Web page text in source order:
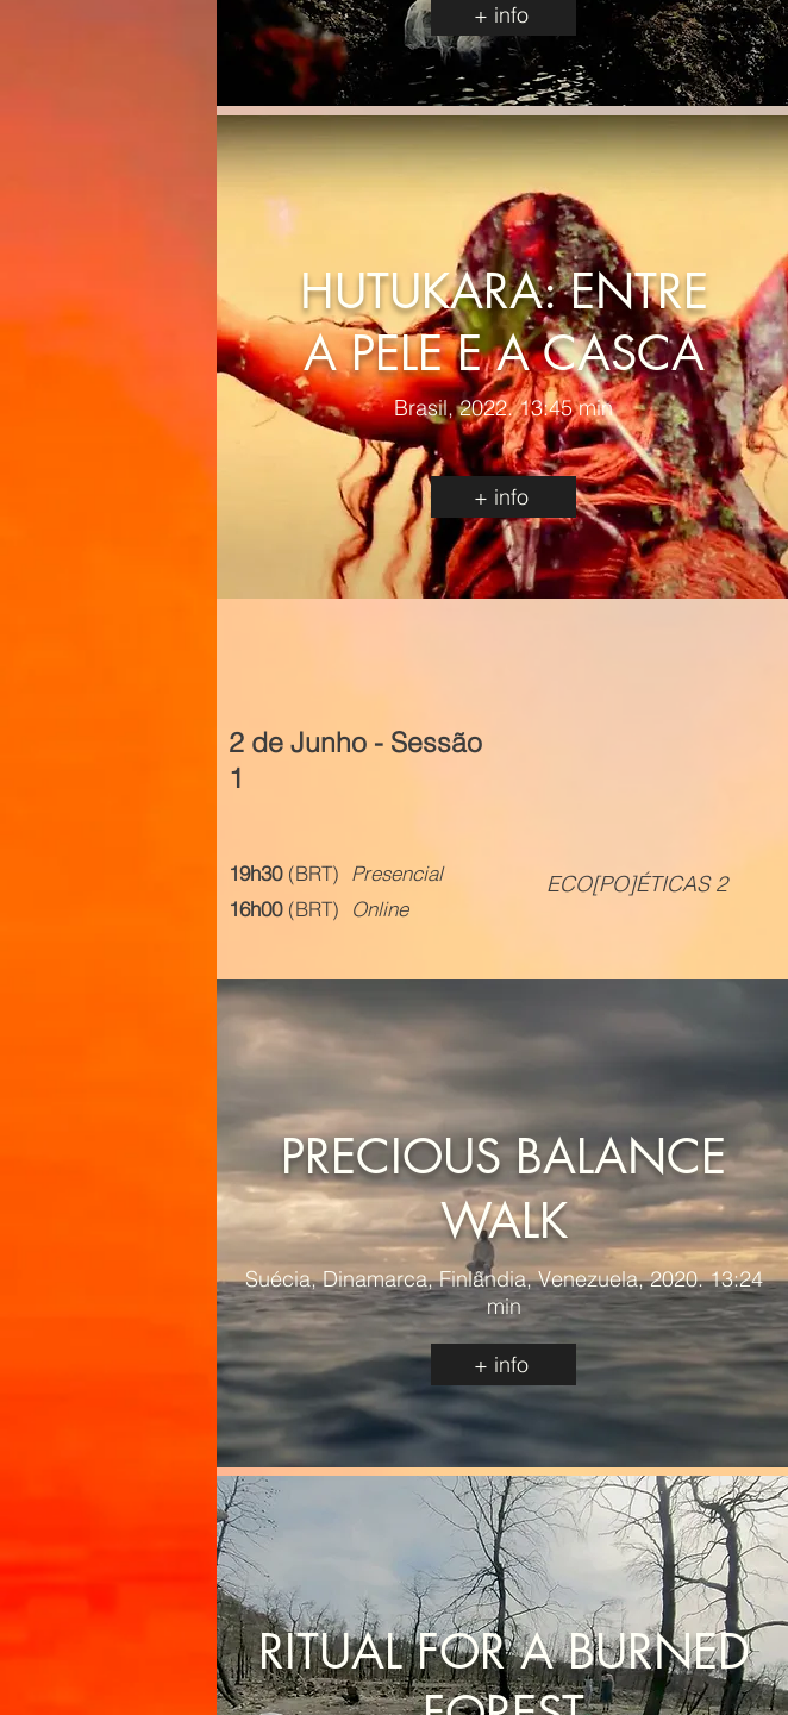
+ info
HUTUKARA: ENTRE
A PELE E A CASCA
Brasil, 2022. 13:45 min
+ info
2 de Junho - Sessão
1
19h30 (BRT) Presencial
16h00(BRT) Online
ECO[PO]ÉTICAS2
PRECIOUS BALANCE
WALK
Suécia, Dinamarca, Finlândia, Venezuela, 2020. 13:24
min
+ info
RITUAL FOR A BURNED